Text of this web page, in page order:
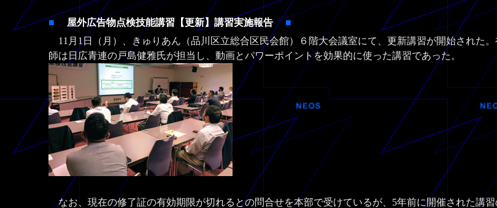
■ 屋外広告物点検技能講習【更新】講習実施報告■
11月1日（月）、きゅりあん（品川区立総合区民会館）６階大会議室にて、更新講習が開始された
師は日広青連の戸島健雅氏が担当し、動画とパワーポイントを効果的に使った講習であった。
なお、現在の修了証の有効期限が切れるとの問合せを本部で受けているが、5年前に開催された講